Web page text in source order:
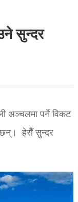
सुन्दर
अञ्चलमा पर्ने विकट
हेराैँ सुन्दर